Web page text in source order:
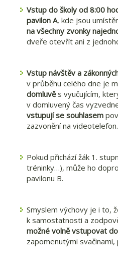
Vstup do školy od 8:00
pavilon A, kde jsou
na všechny zvonky
dveře otevřít ani z
Vstup návštěv a
v průběhu celého dne je
domluvěs vyučujícím,
v domluvený čas
vstupují se souhlasem
zazvonění na videotelefon.
Pokud přichází žák 1.
tréninky…), může ho
pavilonu B.
Smyslem výchovy je i to,
k samostatnosti a
možné volně vstupovat
zapomenutými svačinami,